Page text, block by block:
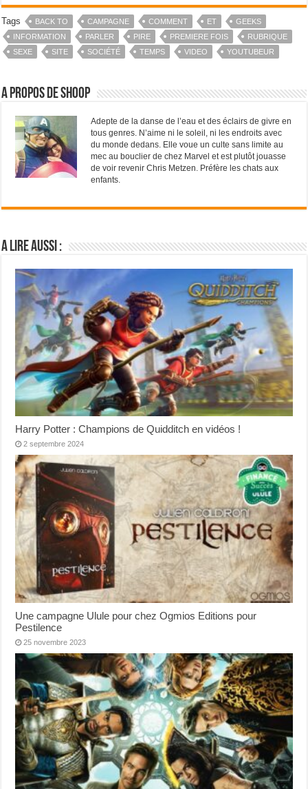
Tags BACK TO CAMPAGNE COMMENT ET
GEEKS
INFORMATION
PARLER PIRE PREMIERE FOIS
RUBRIQUE
SEXE
SITE SOCIÉTÉ TEMPS VIDEO YOUTUBEUR
A propos de Shoop
Adepte de la danse de l’eau et des éclairs de givre en
tous genres. N’aime ni le soleil, ni les endroits avec
du monde dedans. Elle voue un culte sans limite au
mec au bouclier de chez Marvel et est plutôt jouasse
de voir revenir Chris Metzen. Préfère les chats aux
enfants.
A lire aussi :
Harry Potter : Champions de Quidditch en vidéos !
2 septembre 2024
Une campagne Ulule pour chez Ogmios Editions pour
Pestilence
25 novembre 2023